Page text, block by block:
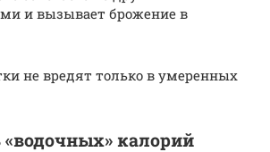
и вызывает брожение в
не вредят только в умеренных
«водочных» калорий